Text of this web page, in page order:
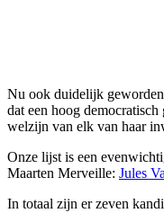
Nu ook duidelijk
dat een hoog
welzijn van elk van haar
Onze lijst is een
Maarten Merveille: Jules
In totaal zijn er zeven